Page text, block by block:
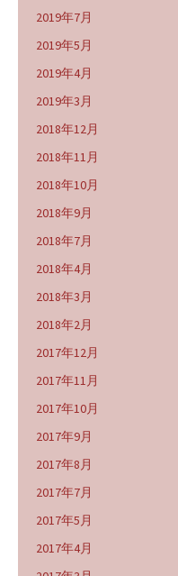
2019年7月
2019年5月
2019年4月
2019年3月
2018年12月
2018年11月
2018年10月
2018年9月
2018年7月
2018年4月
2018年3月
2018年2月
2017年12月
2017年11月
2017年10月
2017年9月
2017年8月
2017年7月
2017年5月
2017年4月